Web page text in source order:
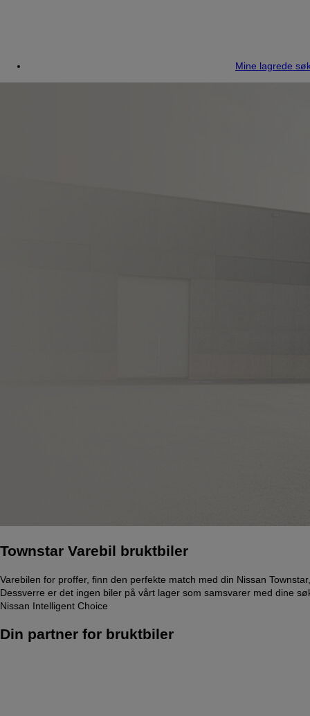
Mine lagrede
Townstar Varebil bruktbiler
Varebilen for proffer, finn den perfekte match med din Nissan
Dessverre er det ingen biler på vårt lager som samsvarer med dine
Nissan Intelligent Choice
Din partner for bruktbiler